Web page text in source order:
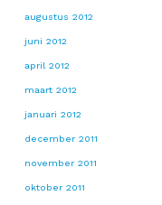
augustus 2012
juni 2012
april 2012
maart 2012
januari 2012
december 2011
november 2011
oktober 2011